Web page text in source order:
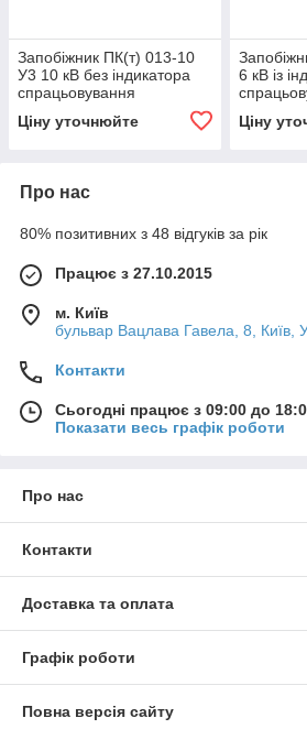
Запобіжник ПК(т) 013-10
У3 10 кВ без індикатора
спрацьовування
Ціну уточнюйте
6 кВ із
Ціну
Про нас
80% позитивних з 48 відгуків за рік
Працює з 27.10.2015
м. Київ
бульвар Вацлава Гавела, 8, Київ,
Контакти
Сьогодні працює з 09:00 до
Показати весь графік роботи
Про нас
Контакти
Доставка та оплата
Графік роботи
Повна версія сайту